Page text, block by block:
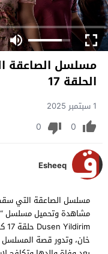
مسلسل الصاعقة
الحلقة 17
1 سبتمبر 2025
0
0
Esheeq
خان، وتدور قصة